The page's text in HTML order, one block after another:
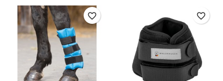
favorite_border favorite_border